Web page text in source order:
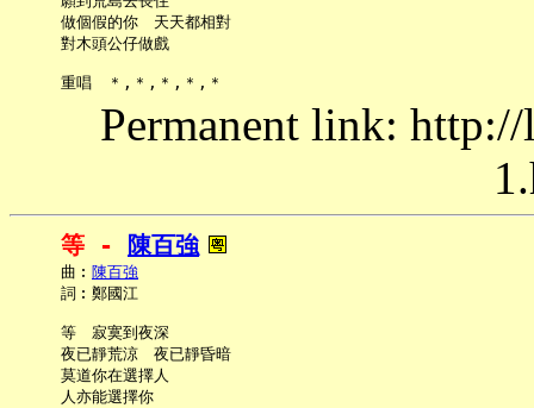
     做個假的你　天天都相對
     對木頭公仔做戲
Permanent link:
等 - 陳百強
     曲︰
陳百強
     詞︰鄭國江
     等　寂寞到夜深
     夜已靜荒涼　夜已靜昏暗
     莫道你在選擇人
     人亦能選擇你